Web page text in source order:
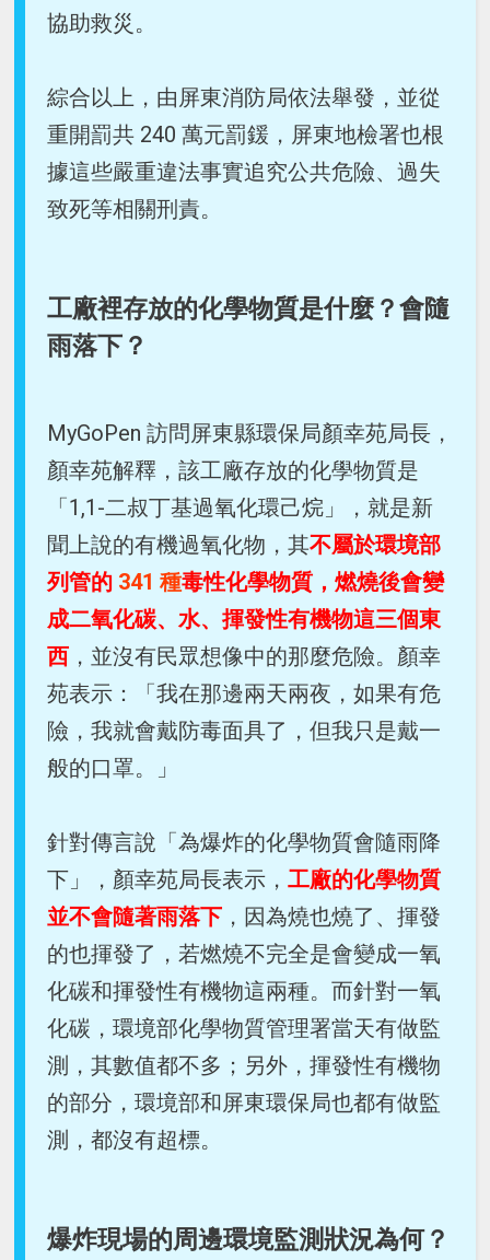
協助救災。
綜合以上，由屏東消防局依法舉發，並從
重開罰共 240 萬元罰鍰，屏東地檢署也根
據這些嚴重違法事實追究公共危險、過失
致死等相關刑責。
工廠裡存放的化學物質是什麼？會隨
雨落下？
MyGoPen 訪問屏東縣環保局顏幸苑局長，
顏幸苑解釋，該工廠存放的化學物質是
「1,1-二叔丁基過氧化環己烷」，就是新
聞上說的有機過氧化物，其不屬於環境部
列管的 341 種毒性化學物質，燃燒後會變
成二氧化碳、水、揮發性有機物這三個東
西 ，並沒有民眾想像中的那麼危險。顏幸
苑表示：「我在那邊兩天兩夜，如果有危
險，我就會戴防毒面具了，但我只是戴一
般的口罩。」
針對傳言說「為爆炸的化學物質會隨雨降
下」，顏幸苑局長表示，工廠的化學物質
並不會隨著雨落下 ，因為燒也燒了、揮發
的也揮發了，若燃燒不完全是會變成一氧
化碳和揮發性有機物這兩種。而針對一氧
化碳，環境部化學物質管理署當天有做監
測，其數值都不多；另外，揮發性有機物
的部分，環境部和屏東環保局也都有做監
測，都沒有超標。
爆炸現場的周邊環境監測狀況為何？